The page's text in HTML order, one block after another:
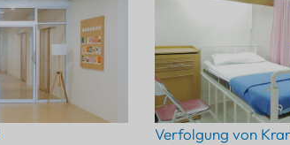
Verfolgung von